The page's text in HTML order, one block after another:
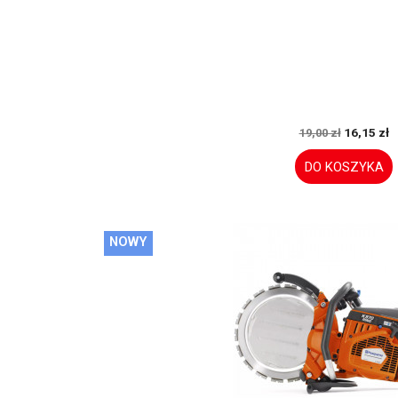
19,00 zł 16,15 zł
DO KOSZYKA
NOWY